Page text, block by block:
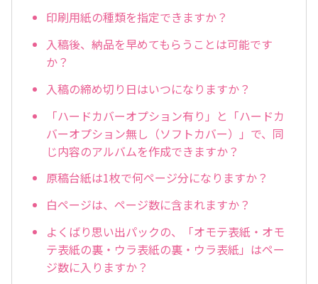
印刷用紙の種類を指定できますか？
入稿後、納品を早めてもらうことは可能です
か？
入稿の締め切り日はいつになりますか？
「ハードカバーオプション有り」と「ハードカ
バーオプション無し（ソフトカバー）」で、同
じ内容のアルバムを作成できますか？
原稿台紙は1枚で何ページ分になりますか？
白ページは、ページ数に含まれますか？
よくばり思い出パックの、「オモテ表紙・オモ
テ表紙の裏・ウラ表紙の裏・ウラ表紙」はペー
ジ数に入りますか？